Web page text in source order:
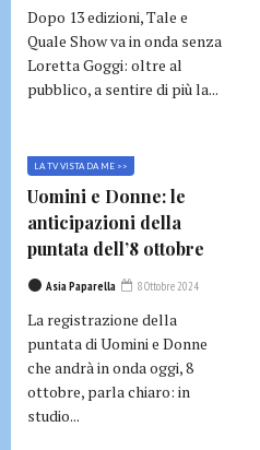
Dopo 13 edizioni, Tale e
Quale Show va in onda senza
Loretta Goggi: oltre al
pubblico, a sentire di più la...
LA TV VISTA DA ME >>
Uomini e Donne: le
anticipazioni della
puntata dell’8 ottobre
Asia Paparella 8 Ottobre 2024
La registrazione della
puntata di Uomini e Donne
che andrà in onda oggi, 8
ottobre, parla chiaro: in
studio...